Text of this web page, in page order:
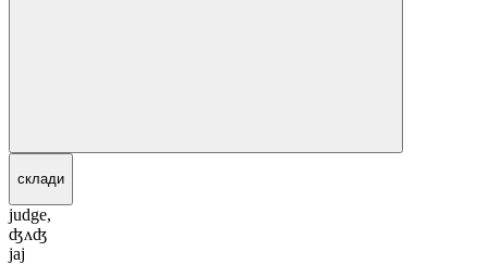
склади
judge,
ʤʌʤ
jaj